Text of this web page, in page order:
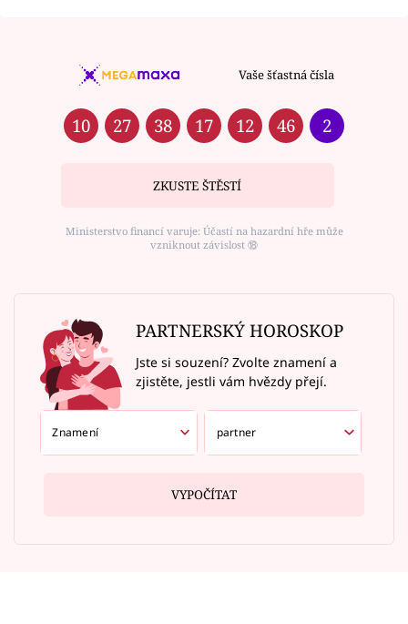
Vaše šťastná čísla
10 27 38 17 12 46 2
ZKUSTE ŠTĚSTÍ
Ministerstvo financí varuje: Účastí na hazardní hře může
vzniknout závislost ⑱
PARTNERSKÝ HOROSKOP
Jste si souzení? Zvolte znamení a
zjistěte, jestli vám hvězdy přejí.
VYPOČÍTAT